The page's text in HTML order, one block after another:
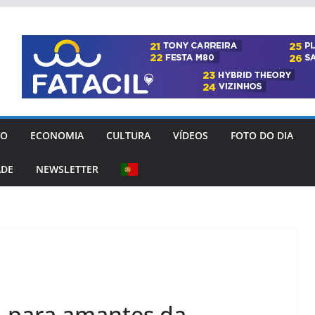
ECONOMIA CULTURA VÍDEOS FOTO DO DIA
NEWSLETTER